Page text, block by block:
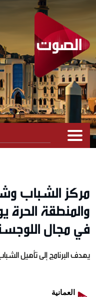
مركز الشباب
والمنطقة الحرة
في مجال
يهدف البرنامج إلى تأهيل
العمانية